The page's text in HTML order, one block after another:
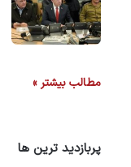
مطالب بیشتر »
پربازدید ترین ها